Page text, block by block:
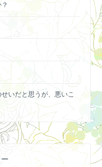
いだと思うが、悪いこ